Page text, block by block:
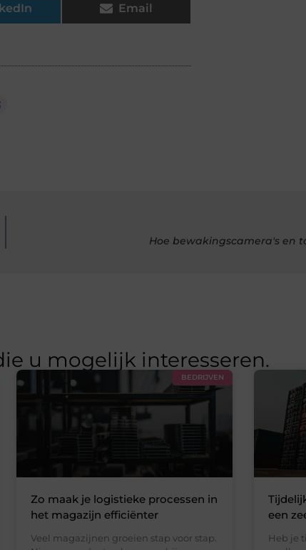
Email
Hoe bewakingscamera's en
u mogelijk interesseren.
BEDRIJVEN
Zo maak je logistieke processen in
het magazijn efficiënter
Veel magazijnen groeien stap voor stap.
een
Heb je